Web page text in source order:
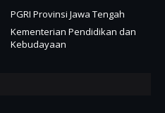
PGRI Provinsi Jawa Tengah
Kementerian Pendidikan dan
Kebudayaan